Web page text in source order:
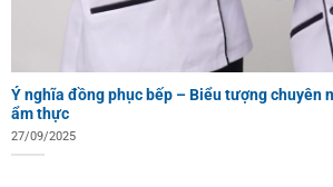
Ý nghĩa đồng phục bếp – Biểu tượng chuyên
ẩm thực
27/09/2025